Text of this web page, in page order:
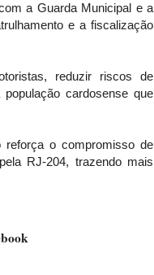
a Guarda Municipal e a
e a fiscalização
reduzir riscos de
cardosense que
o compromisso de
RJ-204, trazendo mais